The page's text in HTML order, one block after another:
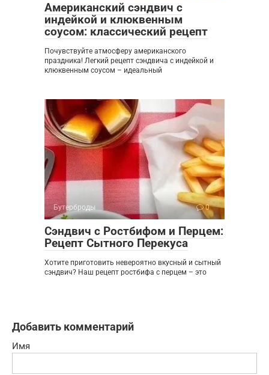
Американский сэндвич с
индейкой и клюквенным
соусом: классический рецепт
Почувствуйте атмосферу американского
праздника! Легкий рецепт сэндвича с индейкой и
клюквенным соусом – идеальный
Бутерброды 0
Сэндвич с Ростбифом и Перцем:
Рецепт Сытного Перекуса
Хотите приготовить невероятно вкусный и сытный
сэндвич? Наш рецепт ростбифа с перцем – это
Добавить комментарий
Имя